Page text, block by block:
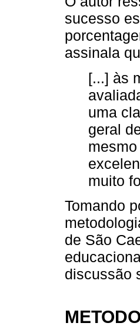
sucesso
assinala
[...] às
uma
geral
muito
Tomando
de São
discussão